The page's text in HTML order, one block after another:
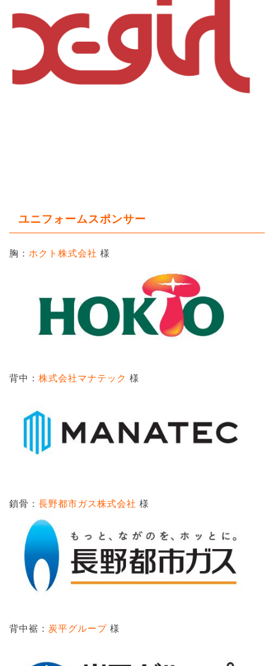
ユニフォームスポンサー
胸： ホクト株式会社 様
背中： 株式会社マナテック 様
鎖骨： 長野都市ガス株式会社 様
背中裾： 炭平グループ 様